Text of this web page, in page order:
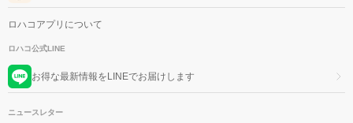
ロハコアプリについて
ロハコ公式LINE
お得な最新情報をLINEでお届けします
ニュースレター